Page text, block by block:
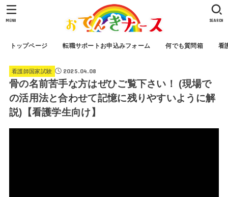
トップページ 転職サポートお申込みフォーム 何でも質問箱 看
SEARCH
MENU
看護師国家試験 2025.04.08
骨の名前苦手な方はぜひご覧下さい！ (現場で
の活用法と合わせて記憶に残りやすいように解
説)【看護学生向け】